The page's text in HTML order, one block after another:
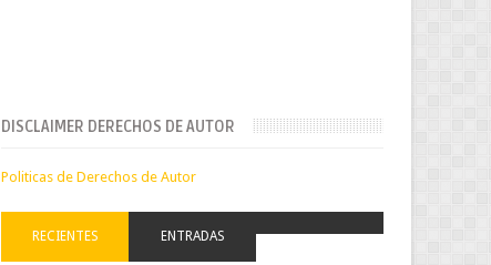
DISCLAIMER DERECHOS DE AUTOR
Politicas de Derechos de Autor
RECIENTES ENTRADAS